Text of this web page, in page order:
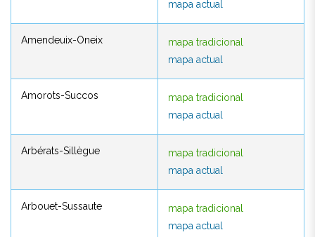
mapa actual
Amendeuix-Oneix
mapa tradicional
mapa actual
Amorots-Succos
mapa tradicional
mapa actual
Arbérats-Sillègue
mapa tradicional
mapa actual
Arbouet-Sussaute
mapa tradicional
mapa actual
mapa actual
mapa actual
mapa actual
mapa actual